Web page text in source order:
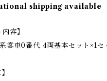
shipping available
内容】
客車0番代 4両基本セット×1セ